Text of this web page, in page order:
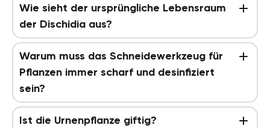
Wie sieht der ursprüngliche Lebensraum
der Dischidia aus?
Warum muss das Schneidewerkzeug für
Pflanzen immer scharf und desinfiziert
sein?
Ist die Urnenpflanze giftig?